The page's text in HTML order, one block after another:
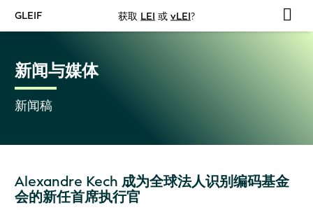
GLEIF 获取 LEI 或 vLEI?
新闻与媒体
新闻稿
Alexandre Kech 成为全球法人识别编码基金
会的新任首席执行官